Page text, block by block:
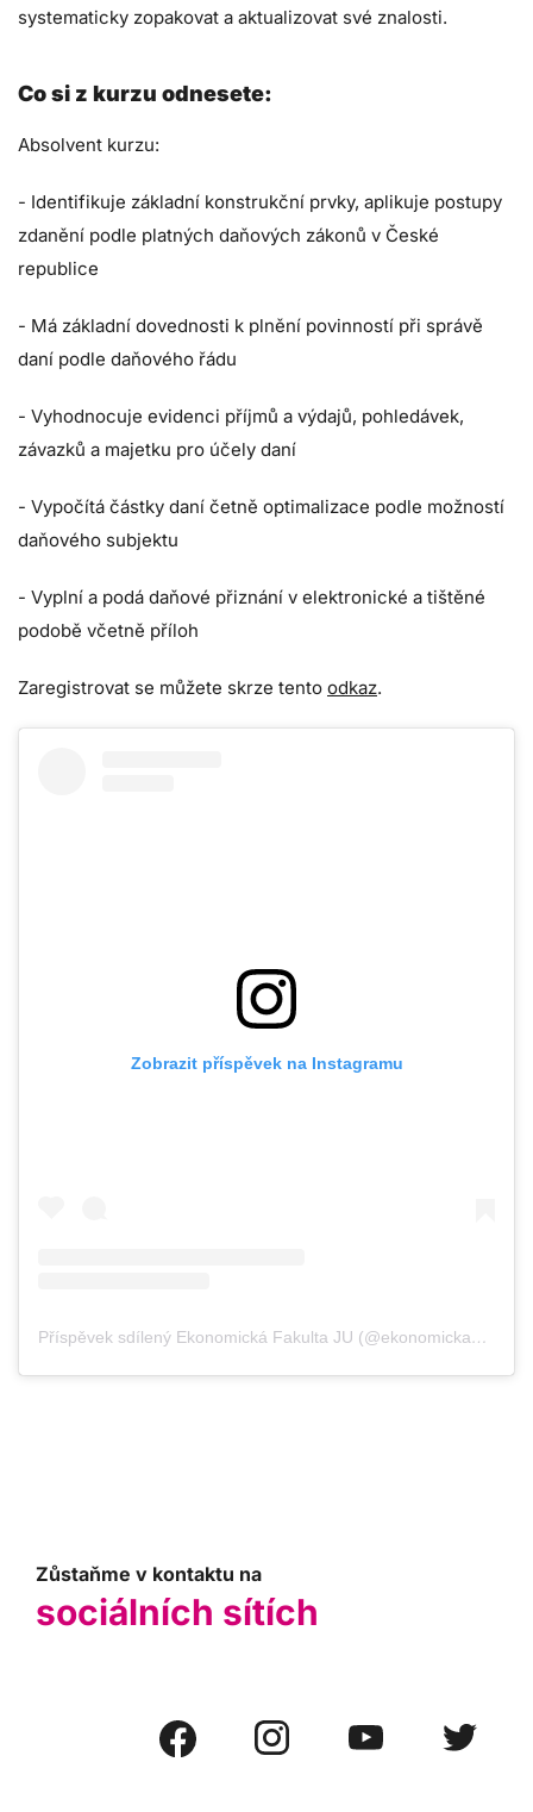
systematicky zopakovat a aktualizovat své znalosti.
Co si z kurzu odnesete:
Absolvent kurzu:
- Identifikuje základní konstrukční prvky, aplikuje postupy
zdanění podle platných daňových zákonů v České
republice
- Má základní dovednosti k plnění povinností při správě
daní podle daňového řádu
- Vyhodnocuje evidenci příjmů a výdajů, pohledávek,
závazků a majetku pro účely daní
- Vypočítá částky daní četně optimalizace podle možností
daňového subjektu
- Vyplní a podá daňové přiznání v elektronické a tištěné
podobě včetně příloh
Zaregistrovat se můžete skrze tento odkaz.
Zobrazit příspěvek na Instagramu
Příspěvek sdílený Ekonomická Fakulta JU (@ekonomicka_fakulta_ju)
Zůstaňme v kontaktu na
sociálních sítích